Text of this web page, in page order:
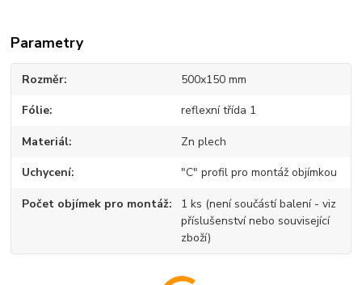
Parametry
Rozměr 500x150 mm
Fólie reflexní třída 1
Materiál Zn plech
Uchycení "C" profil pro montáž objímkou
Počet objímek pro montáž
1 ks (není součástí balení - viz
příslušenství nebo související
zboží)